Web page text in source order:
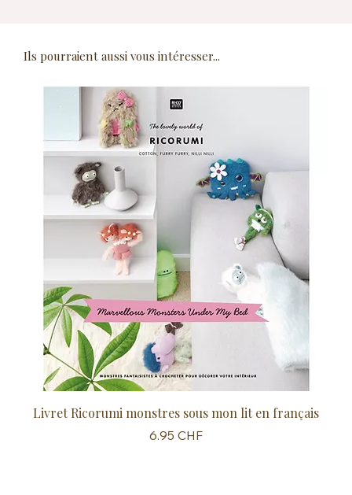
Ils pourraient aussi vous intéresser...
Livret Ricorumi monstres sous mon lit en français
Prix
6.95 CHF